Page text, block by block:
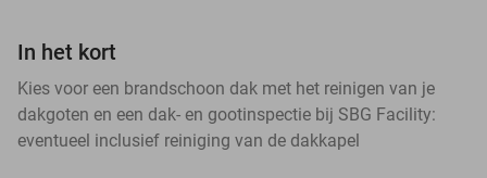
In het kort
Kies voor een brandschoon dak met het reinigen van je
dakgoten en een dak- en gootinspectie bij SBG Facility:
eventueel inclusief reiniging van de dakkapel